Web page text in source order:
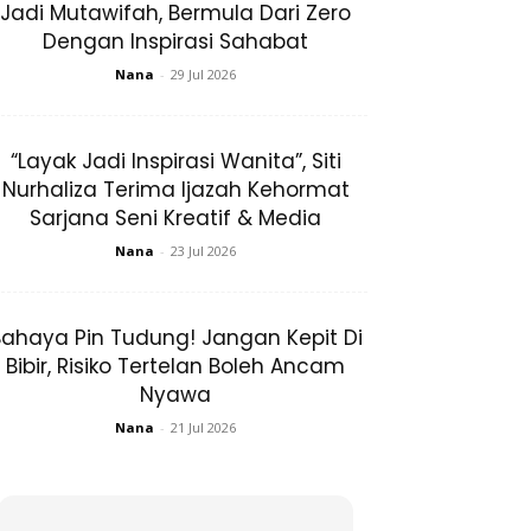
Jadi Mutawifah, Bermula Dari Zero
Dengan Inspirasi Sahabat
Nana - 29 Jul 2026
“Layak Jadi Inspirasi Wanita”, Siti
Nurhaliza Terima Ijazah Kehormat
Sarjana Seni Kreatif & Media
Nana - 23 Jul 2026
Pin Tudung! Jangan Kepit Di
Bibir, Risiko Tertelan Boleh Ancam
Nyawa
Nana - 21 Jul 2026